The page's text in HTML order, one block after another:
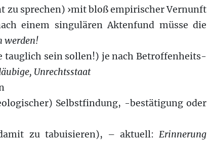
zu sprechen) ›mit bloß empirischer Vernunft
einem singulären Aktenfund müsse die
werden!
sein sollen!) je nach Betroffenheits-
Unrechtsstaat
Selbstfindung, -bestätigung oder
zu tabuisieren), – aktuell: Erinnerung